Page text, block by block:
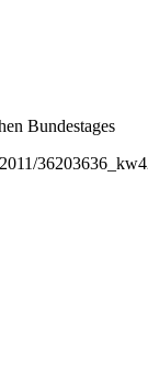
Bundestages